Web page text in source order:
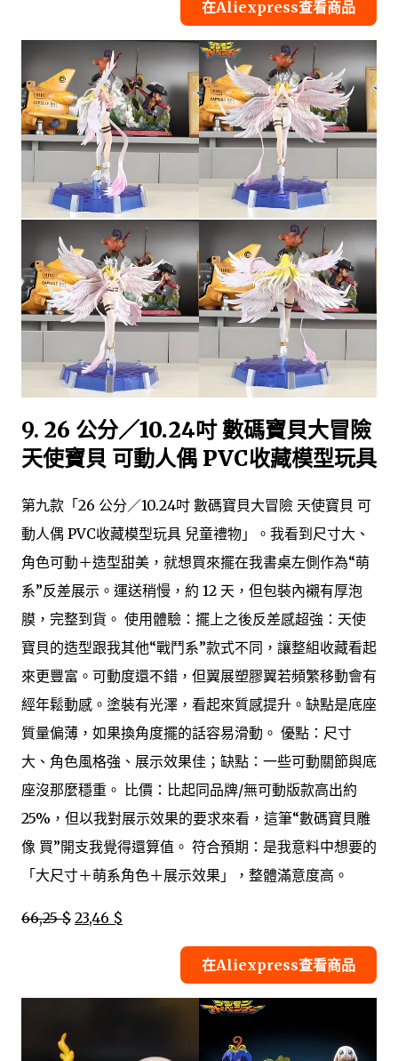
在Aliexpress查看商品
9. 26 公分／10.24吋 數碼寶貝大冒險
天使寶貝 可動人偶 PVC收藏模型玩具
第九款「26 公分／10.24吋 數碼寶貝大冒險 天使寶貝 可
動人偶 PVC收藏模型玩具 兒童禮物」。我看到尺寸大、
角色可動＋造型甜美，就想買來擺在我書桌左側作為“萌
系”反差展示。運送稍慢，約 12 天，但包裝內襯有厚泡
膜，完整到貨。 使用體驗：擺上之後反差感超強：天使
寶貝的造型跟我其他“戰鬥系”款式不同，讓整組收藏看起
來更豐富。可動度還不錯，但翼展塑膠翼若頻繁移動會有
經年鬆動感。塗裝有光澤，看起來質感提升。缺點是底座
質量偏薄，如果換角度擺的話容易滑動。 優點：尺寸
大、角色風格強、展示效果佳；缺點：一些可動關節與底
座沒那麼穩重。 比價：比起同品牌/無可動版款高出約
25%，但以我對展示效果的要求來看，這筆“數碼寶貝雕
像 買”開支我覺得還算值。 符合預期：是我意料中想要的
「大尺寸＋萌系角色＋展示效果」，整體滿意度高。
66,25 $ 23,46 $
在Aliexpress查看商品